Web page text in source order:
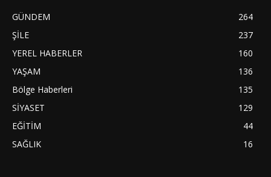
GÜNDEM
264
ŞİLE
237
YEREL HABERLER
160
YAŞAM
136
Bölge Haberleri
135
SİYASET
129
EĞİTİM
44
SAĞLIK
16